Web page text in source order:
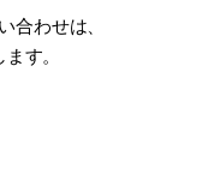
合わせは、
す。